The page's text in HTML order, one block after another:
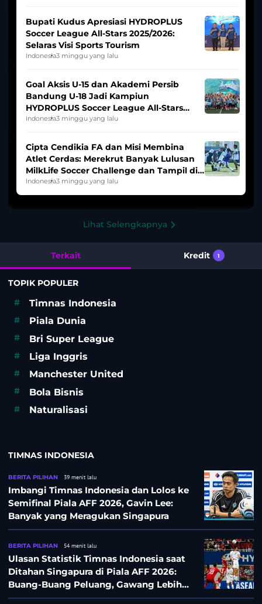
Bupati Kudus Apresiasi HYDROPLUS
Soccer League All-Stars 2025/2026:
Selaras Visi Sports Tourism
Indonesia3 minggu yang lalu
Goal Aksis U-15 dan Akademi Persib
Bandung U-18 Jadi Kampiun
HYDROPLUS Soccer League All-Stars
2025/2026
Indonesia3 minggu yang lalu
Cipta Cendikia FA dan Misi Membina
Atlet Cerdas: Merekrut Banyak Lulusan
MilkLife Soccer Challenge dan Tampil di
HYDROPLUS Soccer League
Indonesia3 minggu yang lalu
Lihat Selengkapnya
Terkait Kredit 1
TOPIK POPULER
#
Timnas Indonesia
# Piala Dunia
# Bri Super League
# Liga Inggris
# Manchester United
# Bola Bisnis
# Naturalisasi
TIMNAS INDONESIA
BERITA PILIHAN 39 menit lalu
Imbangi Timnas Indonesia dan Lolos ke
Semifinal Piala AFF 2026, Gavin Lee:
Banyak yang Meragukan Singapura
BERITA PILIHAN 54 menit lalu
Ulasan Statistik Timnas Indonesia saat
Ditahan Singapura di Piala AFF 2026:
Buang-Buang Peluang, Gawang Lebih
Banyak Terancam